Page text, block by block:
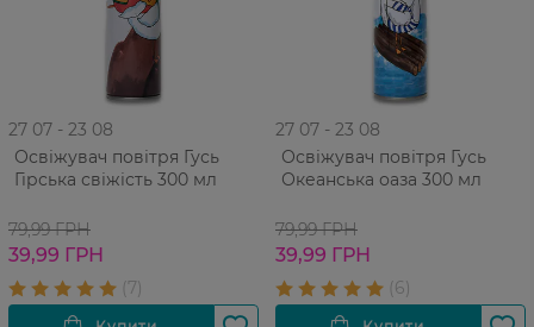
27 07 - 23 08
Освіжувач повітря Гусь
Гірська свіжість 300 мл
79,99 ГРН
39,99 ГРН
27 07 - 23 08
Освіжувач повітря Гусь
Океанська оаза 300 мл
79,99 ГРН
39,99 ГРН